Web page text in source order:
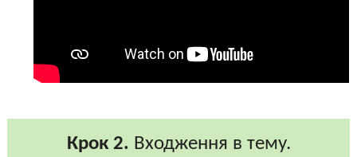
Крок 2. Входження в тему.